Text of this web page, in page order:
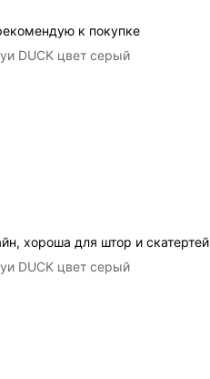
к покупке
DUCK цвет серый
хороша для штор и скатертей
DUCK цвет серый